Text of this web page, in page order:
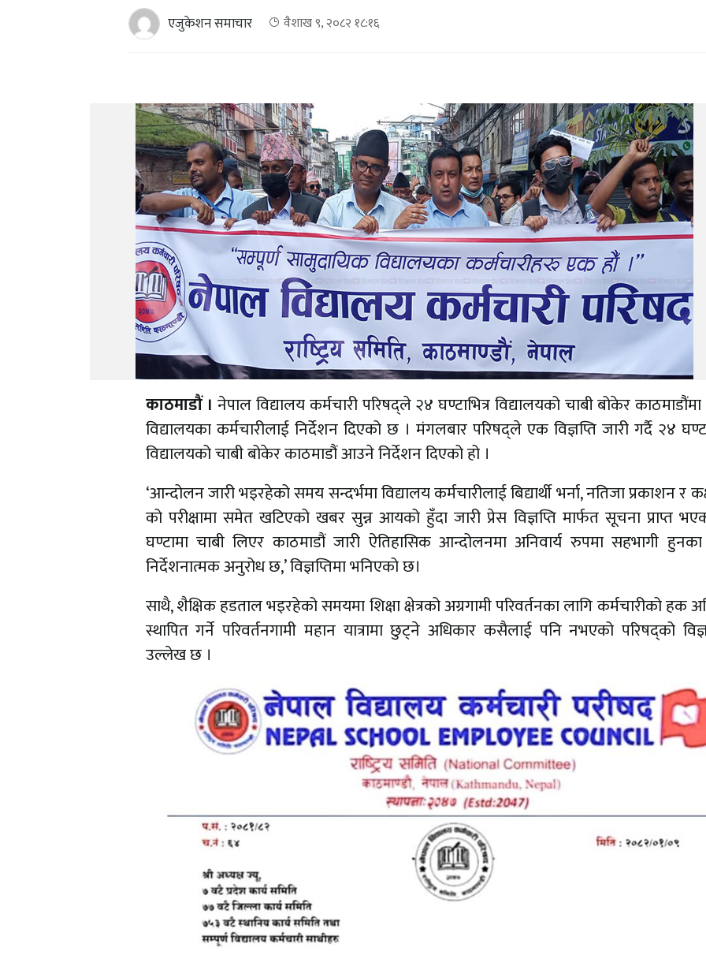
एजुकेशन समाचार वैशाख ९, २०८२ १८:१६
काठमाडौं । नेपाल विद्यालय कर्मचारी परिषद्ले २४ घण्टाभित्र विद्यालयको चाबी बोकेर
विद्यालयका कर्मचारीलाई निर्देशन दिएको छ । मंगलबार परिषद्ले एक विज्ञप्ति जारी गर्दै २४
विद्यालयको चाबी बोकेर काठमाडौं आउने निर्देशन दिएको हो ।
‘आन्दोलन जारी भइरहेको समय सन्दर्भमा विद्यालय कर्मचारीलाई बिद्यार्थी भर्ना, नतिजा प्रकाशन र
को परीक्षामा समेत खटिएको खबर सुन्न आयको हुँदा जारी प्रेस विज्ञप्ति मार्फत सूचना प्राप्त
घण्टामा चाबी लिएर काठमाडौं जारी ऐतिहासिक आन्दोलनमा अनिवार्य रुपमा सहभागी
निर्देशनात्मक अनुरोध छ,’ विज्ञप्तिमा भनिएको छ।
साथै, शैक्षिक हडताल भइरहेको समयमा शिक्षा क्षेत्रको अग्रगामी परिवर्तनका लागि कर्मचारीको हक
स्थापित गर्ने परिवर्तनगामी महान यात्रामा छुट्ने अधिकार कसैलाई पनि नभएको परिषद्को
उल्लेख छ ।